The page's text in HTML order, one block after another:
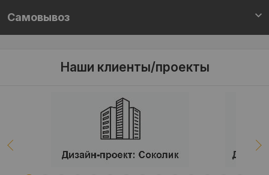
Самовывоз
Наши клиенты/проекты